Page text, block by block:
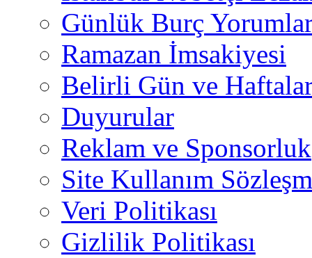
Günlük Burç
Ramazan İmsakiyesi
Belirli Gün ve
Duyurular
Reklam ve Sponsorluk
Site Kullanım
Veri Politikası
Gizlilik Politikası